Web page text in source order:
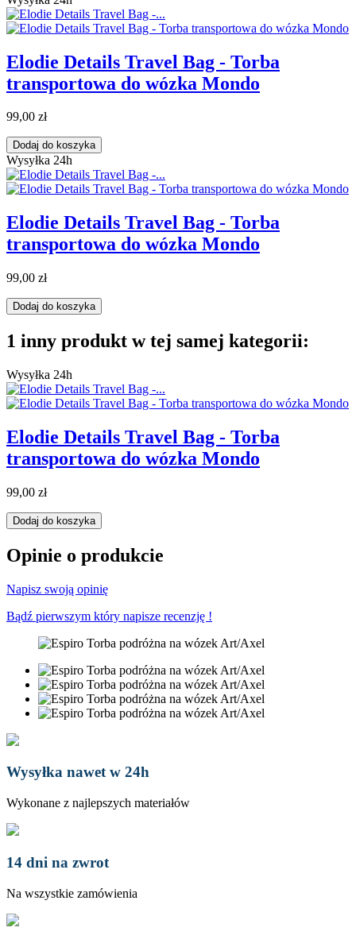
Elodie Details Travel Bag - Torba
transportowa do wózka Mondo
99,00 zł
Dodaj do koszyka
Wysyłka 24h
Elodie Details Travel Bag - Torba
transportowa do wózka Mondo
99,00 zł
Dodaj do koszyka
1 inny produkt w tej samej kategorii:
Wysyłka 24h
Elodie Details Travel Bag - Torba
transportowa do wózka Mondo
99,00 zł
Dodaj do koszyka
Opinie o produkcie
Napisz swoją opinię
Bądź pierwszym który napisze recenzję !
Wysyłka nawet w 24h
Wykonane z najlepszych materiałów
14 dni na zwrot
Na wszystkie zamówienia